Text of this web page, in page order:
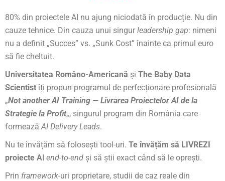
80% din proiectele AI nu ajung niciodată în producție. Nu din
cauze tehnice. Din cauza unui singur leadership gap: nimeni
nu a definit „Succes” vs. „Sunk Cost” înainte ca primul euro
să fie cheltuit.
Universitatea Româno-Americană și The Baby Data
Scientist îți propun programul de perfecționare profesională
„Not another AI Training — Livrarea Proiectelor AI de la
Strategie la Profit„, singurul program din România care
formează AI Delivery Leads.
Nu te învățăm să folosești tool-uri. Te învățăm să LIVREZI
proiecte AI end-to-end și să știi exact când să le oprești.
Prin framework-uri proprietare, studii de caz reale din